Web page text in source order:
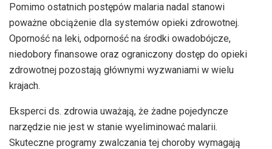
Pomimo ostatnich postępów malaria nadal stanowi
poważne obciążenie dla systemów opieki zdrowotnej.
Oporność na leki, odporność na środki owadobójcze,
niedobory finansowe oraz ograniczony dostęp do opieki
zdrowotnej pozostają głównymi wyzwaniami w wielu
krajach.
Eksperci ds. zdrowia uważają, że żadne pojedyncze
narzędzie nie jest w stanie wyeliminować malarii.
Skuteczne programy zwalczania tej choroby wymagają